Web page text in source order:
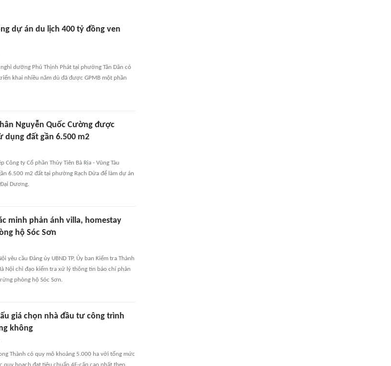
dự án du lịch 400 tỷ đồng ven
dưỡng Phú Thịnh Phát tại phường Tân Dân có
khai nhiều năm dù đã được GPMB một phần
Nguyễn Quốc Cường được
dụng đất gần 6.500 m2
Công ty Cổ phần Thủy Tiên Bà Rịa - Vũng Tàu
6.500 m2 đất tại phường Rạch Dừa để làm dự án
Dương.
minh phản ánh villa, homestay
hộ Sóc Sơn
yêu cầu Đảng ủy UBND TP, Ủy ban Kiểm tra Thành
Nội chỉ đạo kiểm tra xử lý thông tin báo chí phản
phòng hộ Sóc Sơn.
giá chọn nhà đầu tư công trình
không
Thành có quy mô khoảng 5.000 ha với tổng mức